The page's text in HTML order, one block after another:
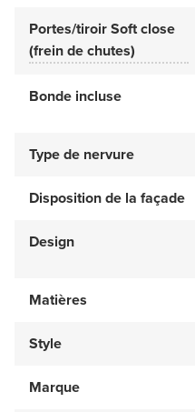
Portes/tiroir Soft close
(frein de chutes)
Bonde incluse
Type de nervure
Disposition de la façade
Design
Matières
Style
Marque